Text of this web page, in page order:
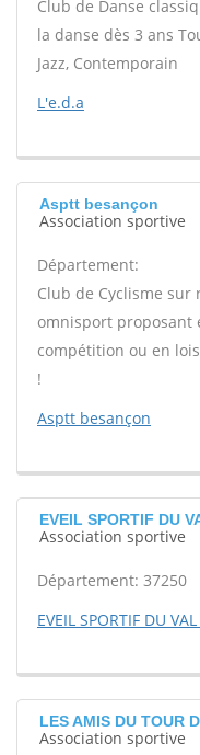
Club de Danse
la danse dès 3 ans
Jazz, Contemporain
L'e.d.a
Asptt besançon
Association sportive
Département:
Club de Cyclisme sur
omnisport proposant
compétition ou en
!
Asptt besançon
EVEIL SPORTIF DU
Association sportive
Département: 37250
EVEIL SPORTIF DU
LES AMIS DU TOUR
Association sportive